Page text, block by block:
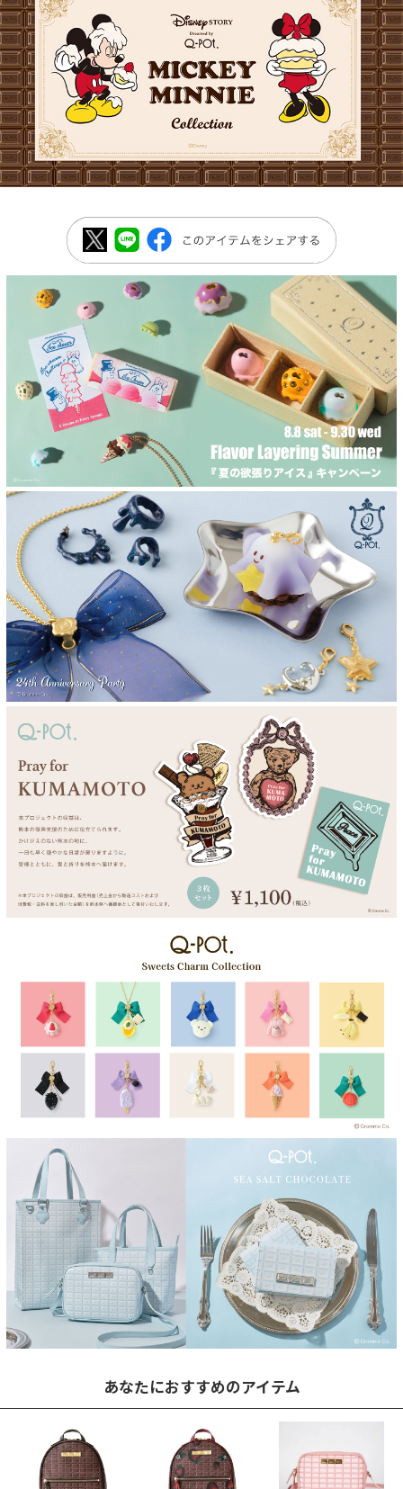
あなたにおすすめのアイテム